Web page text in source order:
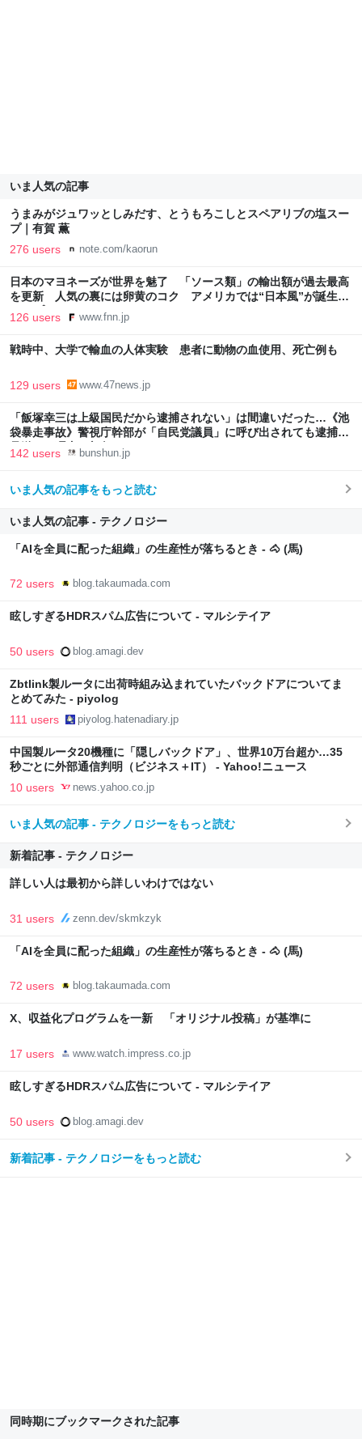
いま人気の記事
うまみがジュワッとしみだす、とうもろこしとスペアリブの塩スー
プ｜有賀 薫
276 users note.com/kaorun
日本のマヨネーズが世界を魅了 「ソース類」の輸出額が過去最高
を更新 人気の裏には卵黄のコク アメリカでは“日本風”が誕生｜
FNNプライムオンライン
126 users www.fnn.jp
戦時中、大学で輸血の人体実験 患者に動物の血使用、死亡例も
129 users www.47news.jp
「飯塚幸三は上級国民だから逮捕されない」は間違いだった…《池
袋暴走事故》警視庁幹部が「自民党議員」に呼び出されても逮捕を
見送った理由 | 文春オンライン
142 users bunshun.jp
いま人気の記事をもっと読む
いま人気の記事 - テクノロジー
「AIを全員に配った組織」の生産性が落ちるとき - 🐴 (馬)
72 users blog.takaumada.com
眩しすぎるHDRスパム広告について - マルシテイア
50 users blog.amagi.dev
Zbtlink製ルータに出荷時組み込まれていたバックドアについてま
とめてみた - piyolog
111 users piyolog.hatenadiary.jp
中国製ルータ20機種に「隠しバックドア」、世界10万台超か…35
秒ごとに外部通信判明（ビジネス＋IT） - Yahoo!ニュース
10 users news.yahoo.co.jp
いま人気の記事 - テクノロジーをもっと読む
新着記事 - テクノロジー
詳しい人は最初から詳しいわけではない
31 users zenn.dev/skmkzyk
「AIを全員に配った組織」の生産性が落ちるとき - 🐴 (馬)
72 users blog.takaumada.com
X、収益化プログラムを一新 「オリジナル投稿」が基準に
17 users www.watch.impress.co.jp
眩しすぎるHDRスパム広告について - マルシテイア
50 users blog.amagi.dev
新着記事 - テクノロジーをもっと読む
同時期にブックマークされた記事